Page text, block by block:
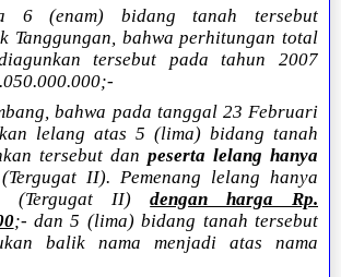
6 (enam) bidang tanah tersebut
Tanggungan, bahwa perhitungan total
tersebut pada tahun 2007
bahwa pada tanggal 23 Februari
lelang atas 5 (lima) bidang tanah
tersebut dan peserta lelang hanya
(Tergugat II). Pemenang lelang hanya
(Tergugat II)dengan harga Rp.
;- dan 5 (lima) bidang tanah tersebut
balik nama menjadi atas nama